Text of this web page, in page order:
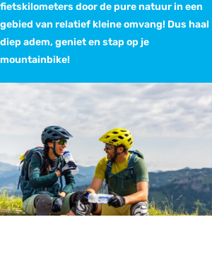
fietskilometers door de pure natuur in een
gebied van relatief kleine omvang! Dus haal
diep adem, geniet en stap op je
mountainbike!